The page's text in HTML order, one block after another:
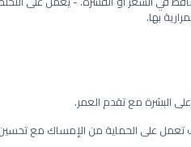
بها.
البشرة مع تقدم العمر.
تعمل على الحماية من الإمساك مع